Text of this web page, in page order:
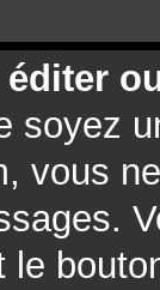
soyez
vous
le